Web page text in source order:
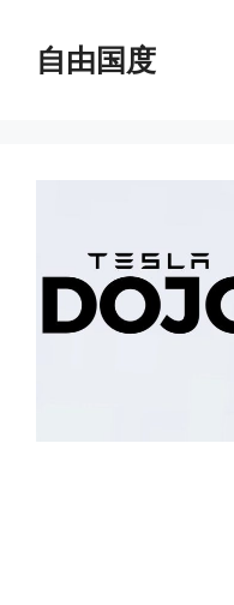
自由国度